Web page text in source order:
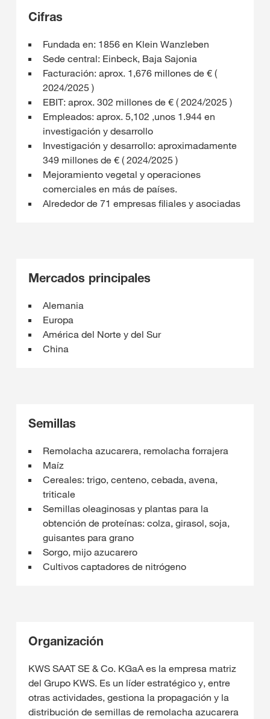
Cifras
Fundada en: 1856 en Klein Wanzleben
Sede central: Einbeck, Baja Sajonia
Facturación: aprox. 1,676 millones de € (
2024/2025 )
EBIT: aprox. 302 millones de € ( 2024/2025 )
Empleados: aprox. 5,102 ,unos 1.944 en
investigación y desarrollo
Investigación y desarrollo: aproximadamente
349 millones de € ( 2024/2025 )
Mejoramiento vegetal y operaciones
comerciales en más de países.
Alrededor de 71 empresas filiales y asociadas
Mercados principales
Alemania
Europa
América del Norte y del Sur
China
Semillas
Remolacha azucarera, remolacha forrajera
Maíz
Cereales: trigo, centeno, cebada, avena,
triticale
Semillas oleaginosas y plantas para la
obtención de proteínas: colza, girasol, soja,
guisantes para grano
Sorgo, mijo azucarero
Cultivos captadores de nitrógeno
Organización
KWS SAAT SE & Co. KGaA es la empresa matriz
del Grupo KWS. Es un líder estratégico y, entre
otras actividades, gestiona la propagación y la
distribución de semillas de remolacha azucarera